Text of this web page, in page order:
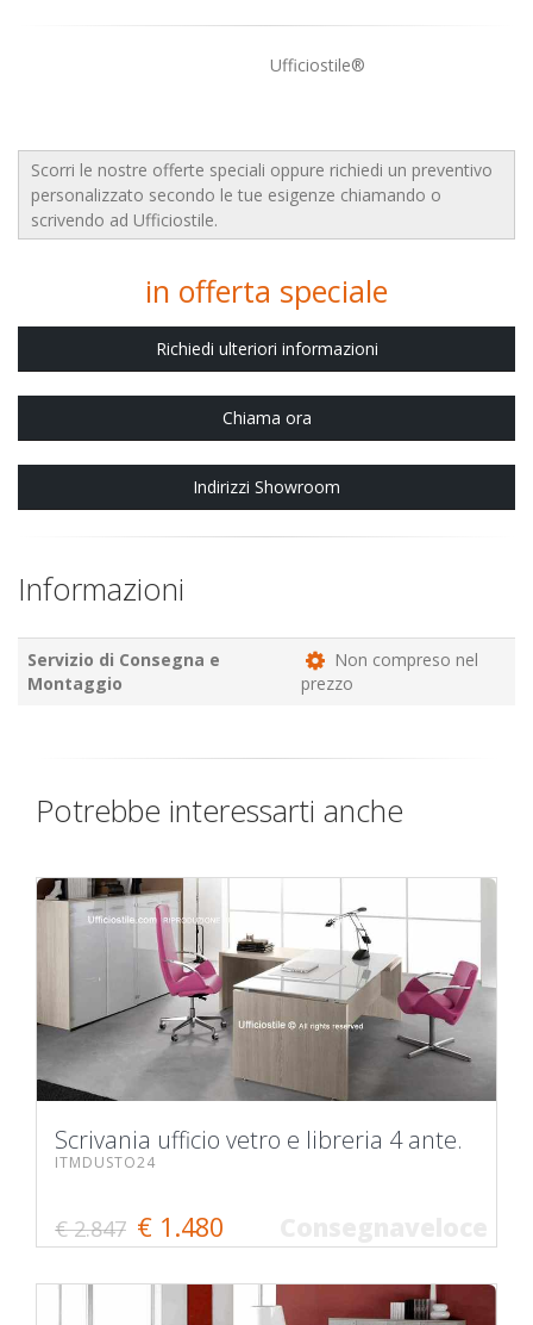
Ufficiostile®
Scorri le nostre offerte speciali oppure richiedi un preventivo
personalizzato secondo le tue esigenze chiamando o
scrivendo ad Ufficiostile.
in offerta speciale
Richiedi ulteriori informazioni
Chiama ora
Indirizzi Showroom
Informazioni
Servizio di Consegna e
Montaggio
Non compreso nel
prezzo
Potrebbe interessarti anche
Scrivania ufficio vetro e libreria 4 ante.
ITMDUSTO24
€ 2.847 € 1.480